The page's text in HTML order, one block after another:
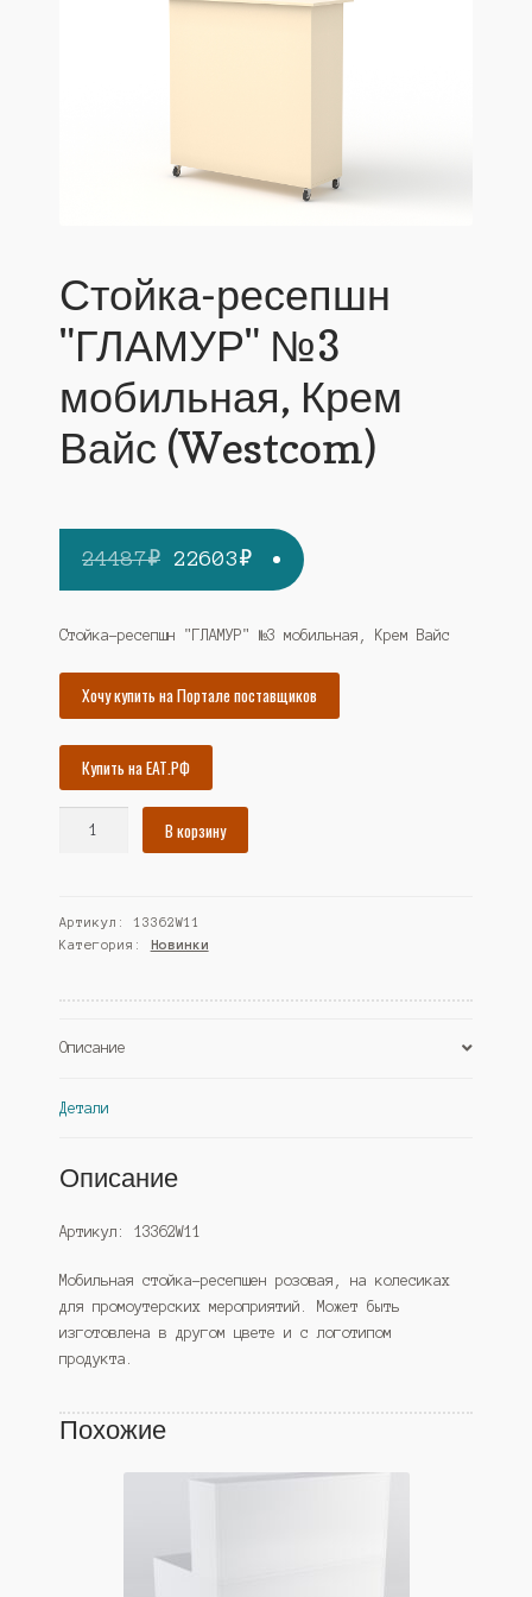
Стойка-ресепшн
"ГЛАМУР" №3
мобильная, Крем
Вайс (Westcom)
24487₽ Первоначальная
цена
составляла
24487₽.
22603₽Текущая
цена:
22603₽.
Стойка-ресепшн "ГЛАМУР" №3 мобильная, Крем Вайс
Хочу купить на Портале поставщиков
Купить на ЕАТ.РФ
"ГЛАМУР"
№3
Крем
(Westcom)
В корзину
Артикул:13362W11
Категория: Новинки
Описание
Детали
Описание
Артикул: 13362W11
Мобильная стойка-ресепшен розовая, на колесиках
для промоутерских мероприятий. Может быть
изготовлена в другом цвете и с логотипом
продукта.
Похожие